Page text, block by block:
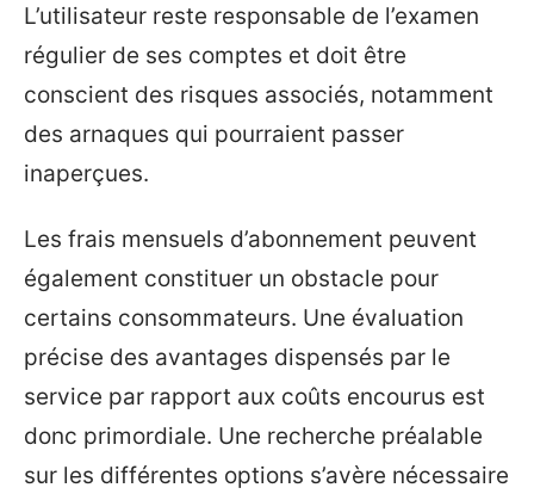
L’utilisateur reste responsable de l’examen
régulier de ses comptes et doit être
conscient des risques associés, notamment
des arnaques qui pourraient passer
inaperçues.
Les frais mensuels d’abonnement peuvent
également constituer un obstacle pour
certains consommateurs. Une évaluation
précise des avantages dispensés par le
service par rapport aux coûts encourus est
donc primordiale. Une recherche préalable
sur les différentes options s’avère nécessaire